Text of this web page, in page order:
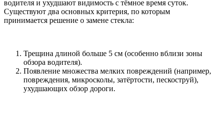
водителя и ухудшают видимость с тёмное время суток.
Существуют два основных критерия, по которым
принимается решение о замене стекла:
Трещина длиной больше 5 см (особенно вблизи зоны
обзора водителя).
Появление множества мелких повреждений (например,
повреждения, микросколы, затёртости, пескоструй),
ухудшающих обзор дороги.